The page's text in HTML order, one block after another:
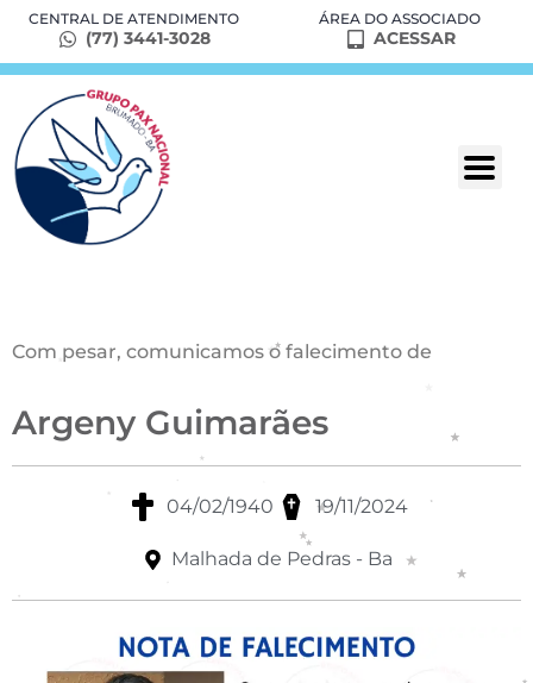
CENTRAL DE ATENDIMENTO
(77) 3441-3028
ÁREA DO ASSOCIADO
ACESSAR
Com pesar, comunicamos o falecimento de
Argeny Guimarães
04/02/1940 19/11/2024
Malhada de Pedras - Ba